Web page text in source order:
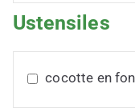
Ustensiles
cocotte en